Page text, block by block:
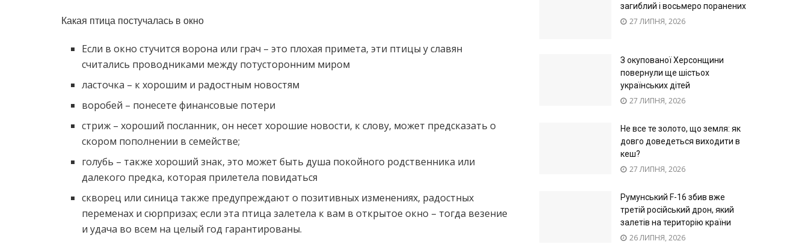
Какая птица постучалась в окно
Если в окно стучится ворона или грач – это плохая примета, эти птицы у славян
считались проводниками между потусторонним миром
ласточка – к хорошим и радостным новостям
воробей – понесете финансовые потери
стриж – хороший посланник, он несет хорошие новости, к слову, может предсказать о
скором пополнении в семействе;
голубь – также хороший знак, это может быть душа покойного родственника или
далекого предка, которая прилетела повидаться
скворец или синица также предупреждают о позитивных изменениях, радостных
переменах и сюрпризах; если эта птица залетела к вам в открытое окно – тогда везение
и удача во всем на целый год гарантированы.
загиблий і восьмеро поранених
27 ЛИПНЯ, 2026
З окупованої Херсонщини
повернули ще шістьох
українських дітей
27 ЛИПНЯ, 2026
Не все те золото, що земля: як
довго доведеться виходити в
кеш?
27 ЛИПНЯ, 2026
Румунський F-16 збив вже
третій російський дрон, який
залетів на територію країни
26 ЛИПНЯ, 2026